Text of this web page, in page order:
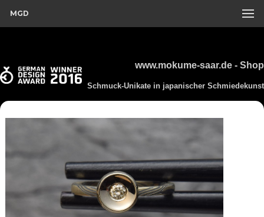
MGD
www.mokume-saar.de - Shop
Schmuck-Unikate in japanischer Schmiedekunst